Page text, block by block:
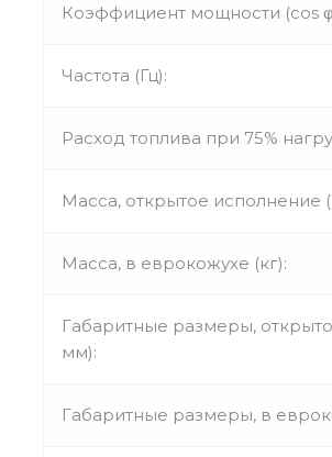
Коэффициент мощности (cos
Частота (Гц):
Расход топлива при 75%
Масса, открытое исполнение
Масса, в еврокожухе (кг):
Габаритные размеры,
мм):
Габаритные размеры, в